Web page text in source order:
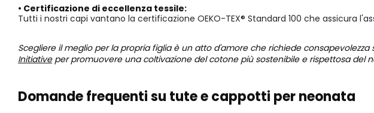
• Certificazione di eccellenza tessile:
Tutti i nostri capi vantano la certificazione OEKO-TEX® Standard 100 che assicura
Scegliere il meglio per la propria figlia è un atto d'amore che richiede
Initiativeper promuovere una coltivazione del cotone più sostenibile e rispettosa del
Domande frequenti su tute e cappotti per neonata